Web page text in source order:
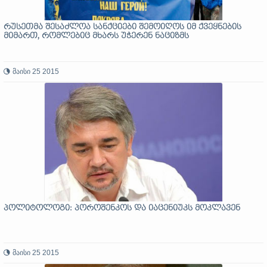
რუსეთმა შესაძლოა სანქციები შემოიღოს იმ ქვეყნების
მიმართ, რომლებიც მხარს უჭერენ ნაციზმს
მაისი 25 2015
პოლიტოლოგი: პოროშენკოს და იაცენიუკს მოკლავენ
მაისი 25 2015